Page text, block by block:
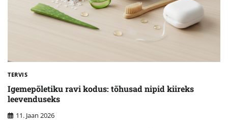
TERVIS
Igemepõletiku ravi kodus: tõhusad nipid kiireks
leevenduseks
11. Jaan 2026